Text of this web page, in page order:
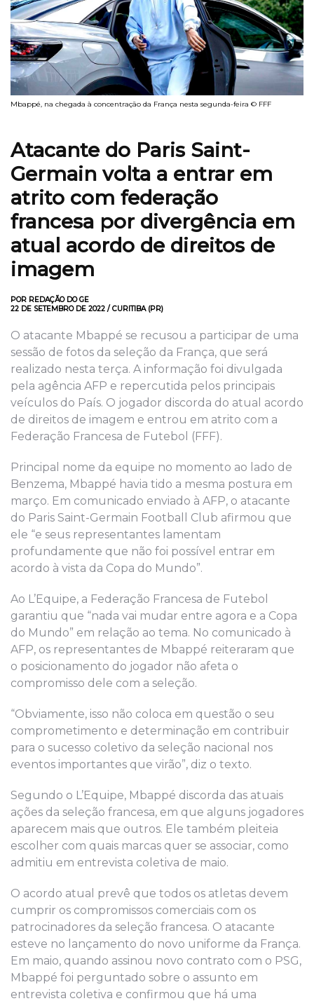
Mbappé, na chegada à concentração da França nesta segunda-feira © FFF
Atacante do Paris Saint-
Germain volta a entrar em
atrito com federação
francesa por divergência em
atual acordo de direitos de
imagem
POR REDAÇÃO DO GE
22 DE SETEMBRO DE 2022 / CURITIBA (PR)
O atacante Mbappé se recusou a participar de uma
sessão de fotos da seleção da França, que será
realizado nesta terça. A informação foi divulgada
pela agência AFP e repercutida pelos principais
veículos do País. O jogador discorda do atual acordo
de direitos de imagem e entrou em atrito com a
Federação Francesa de Futebol (FFF).
Principal nome da equipe no momento ao lado de
Benzema, Mbappé havia tido a mesma postura em
março. Em comunicado enviado à AFP, o atacante
do Paris Saint-Germain Football Club afirmou que
ele “e seus representantes lamentam
profundamente que não foi possível entrar em
acordo à vista da Copa do Mundo”.
Ao L’Equipe, a Federação Francesa de Futebol
garantiu que “nada vai mudar entre agora e a Copa
do Mundo” em relação ao tema. No comunicado à
AFP, os representantes de Mbappé reiteraram que
o posicionamento do jogador não afeta o
compromisso dele com a seleção.
“Obviamente, isso não coloca em questão o seu
comprometimento e determinação em contribuir
para o sucesso coletivo da seleção nacional nos
eventos importantes que virão”, diz o texto.
Segundo o L’Equipe, Mbappé discorda das atuais
ações da seleção francesa, em que alguns jogadores
aparecem mais que outros. Ele também pleiteia
escolher com quais marcas quer se associar, como
admitiu em entrevista coletiva de maio.
O acordo atual prevê que todos os atletas devem
cumprir os compromissos comerciais com os
patrocinadores da seleção francesa. O atacante
esteve no lançamento do novo uniforme da França.
Em maio, quando assinou novo contrato com o PSG,
Mbappé foi perguntado sobre o assunto em
entrevista coletiva e confirmou que há uma